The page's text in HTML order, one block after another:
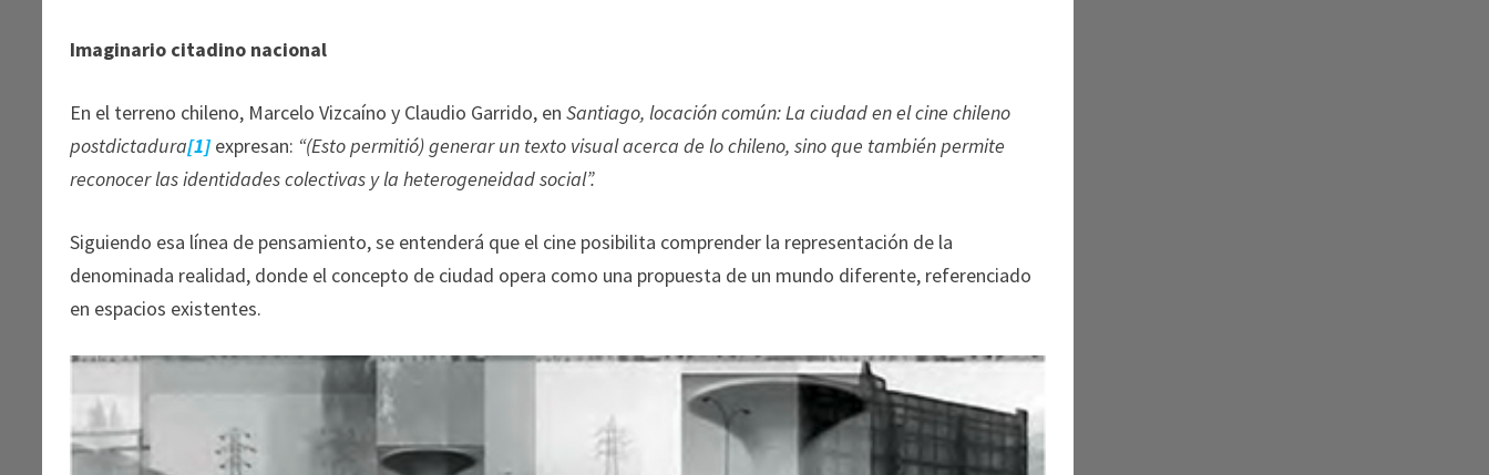
Imaginario citadino nacional
En el terreno chileno, Marcelo Vizcaíno y Claudio Garrido, enSantiago, locación común: La ciudad en el cine chileno
postdictadura[1] expresan: “(Esto permitió) generar un texto visual acerca de lo chileno, sino que también permite
reconocer las identidades colectivas y la heterogeneidad social”.
Siguiendo esa línea de pensamiento, se entenderá que el cine posibilita comprender la representación de la
denominada realidad, donde el concepto de ciudad opera como una propuesta de un mundo diferente, referenciado
en espacios existentes.